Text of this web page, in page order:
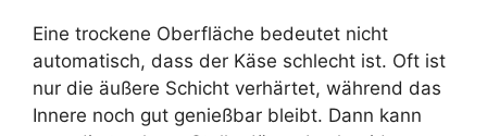
Eine trockene Oberfläche bedeutet nicht
automatisch, dass der Käse schlecht ist. Oft ist
nur die äußere Schicht verhärtet, während das
Innere noch gut genießbar bleibt. Dann kann